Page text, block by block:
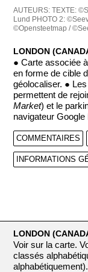
AUTEURS:TEXTE:
Lund PHOTO 2:
©Opensteetmap /
LONDON
● Carte associée
en forme de cible
géolocaliser. ●
permettent de
Market) et le
navigateur Google
COMMENTAIRES
INFORMATIONS
LONDON
Voir sur la carte.
classés
alphabétiquement).